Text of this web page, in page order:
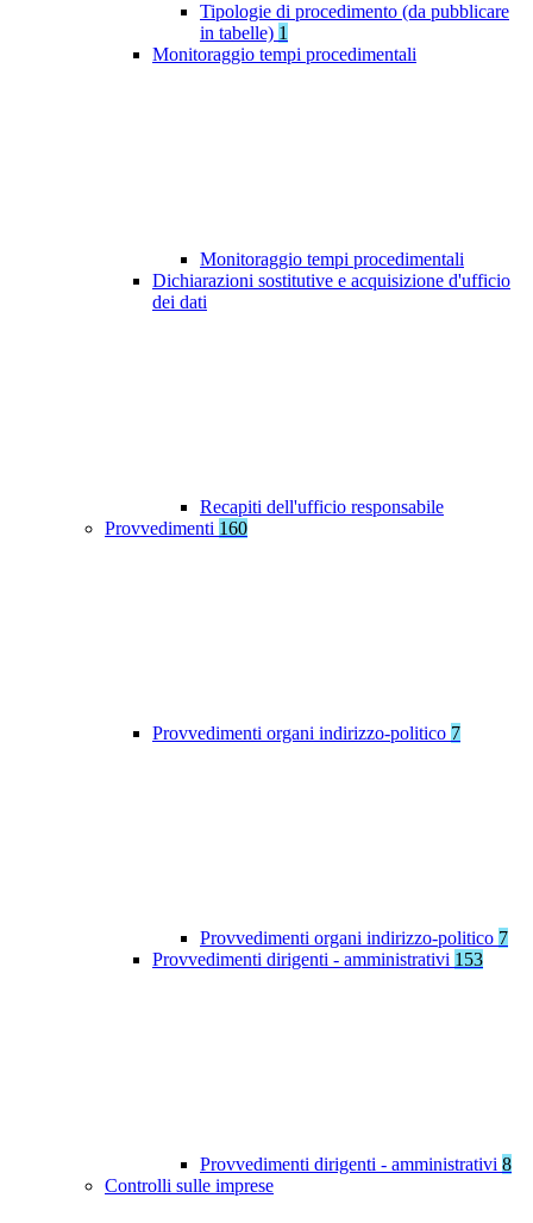
Tipologie di procedimento (da pubblicare
in tabelle) 1
Monitoraggio tempi procedimentali
Monitoraggio tempi procedimentali
Dichiarazioni sostitutive e acquisizione d'ufficio
dei dati
Recapiti dell'ufficio responsabile
Provvedimenti 160
Provvedimenti organi indirizzo-politico 7
Provvedimenti organi indirizzo-politico 7
Provvedimenti dirigenti - amministrativi 153
Provvedimenti dirigenti - amministrativi 8
Controlli sulle imprese